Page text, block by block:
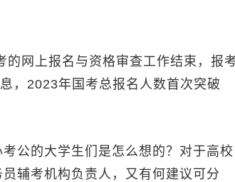
网上报名与资格审查工作结束，报
，2023年国考总报名人数首次突破
公的大学生们是怎么想的？对于高校
辅考机构负责人，又有何建议可分